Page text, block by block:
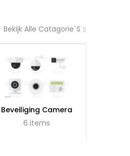
Beveiliging Camera
6 items
Bekijk Alle Catagorie`s